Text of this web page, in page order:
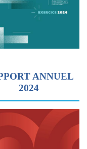
ANNUEL
2024